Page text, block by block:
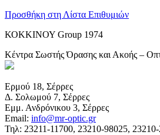
Προσθήκη στη Λίστα Επιθυμιών
ΚΟΚΚΙΝΟΥ Group 1974
Κέντρα Σωστής Όρασης και Ακοής –
Ερμού 18, Σέρρες
Δ. Σολωμού 7, Σέρρες
Εμμ. Ανδρόνικου 3, Σέρρες
Email: info@mr-optic.gr
Τηλ: 23211-11700, 23210-98025,